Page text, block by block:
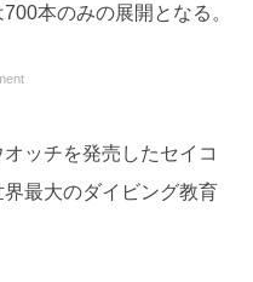
本のみの展開となる。
ッチを発売したセイコ
最大のダイビング教育